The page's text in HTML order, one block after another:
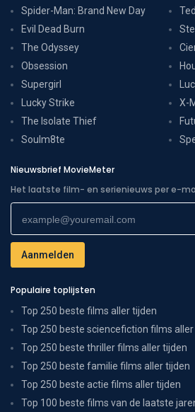
Spider-Man: Brand New Day
Evil Dead Burn
The Odyssey
Obsession
Supergirl
Lucky Strike
The Isolate Thief
Soulm8te
X-
Nieuwsbrief MovieMeter
Het laatste film- en serienieuws per e-
Populaire toplijsten
Top 250 beste films aller tijden
Top 250 beste sciencefiction films
Top 250 beste thriller films aller tijden
Top 250 beste familie films aller tijden
Top 250 beste actie films aller tijden
Top 100 beste films van de laatste